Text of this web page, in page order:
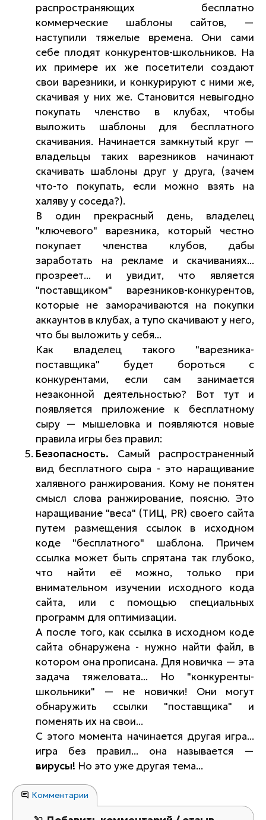
распространяющих бесплатно
коммерческие шаблоны сайтов, —
наступили тяжелые времена. Они сами
себе плодят конкурентов-школьников. На
их примере их же посетители создают
свои варезники, и конкурируют с ними же,
скачивая у них же. Становится невыгодно
покупать членство в клубах, чтобы
выложить шаблоны для бесплатного
скачивания. Начинается замкнутый круг —
владельцы таких варезников начинают
скачивать шаблоны друг у друга, (зачем
что-то покупать, если можно взять на
халяву у соседа?).
В один прекрасный день, владелец
"ключевого" варезника, который честно
покупает членства клубов, дабы
заработать на рекламе и скачиваниях...
прозреет... и увидит, что является
"поставщиком" варезников-конкурентов,
которые не заморачиваются на покупки
аккаунтов в клубах, а тупо скачивают у него,
что бы выложить у себя...
Как владелец такого "варезника-
поставщика" будет бороться с
конкурентами, если сам занимается
незаконной деятельностью? Вот тут и
появляется приложение к бесплатному
сыру — мышеловка и появляются новые
правила игры без правил:
Безопасность. Самый распространенный
вид бесплатного сыра - это наращивание
халявного ранжирования. Кому не понятен
смысл слова ранжирование, поясню. Это
наращивание "веса" (ТИЦ, PR) своего сайта
путем размещения ссылок в исходном
коде "бесплатного" шаблона. Причем
ссылка может быть спрятана так глубоко,
что найти её можно, только при
внимательном изучении исходного кода
сайта, или с помощью специальных
программ для оптимизации.
А после того, как ссылка в исходном коде
сайта обнаружена - нужно найти файл, в
котором она прописана. Для новичка — эта
задача тяжеловата... Но "конкуренты-
школьники" — не новички! Они могут
обнаружить ссылки "поставщика" и
поменять их на свои...
С этого момента начинается другая игра...
игра без правил... она называется —
вирусы! Но это уже другая тема...
Комментарии